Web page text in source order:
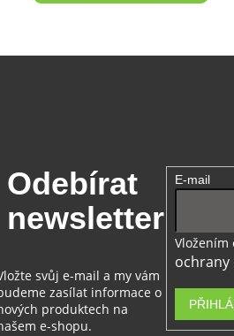
v
p
r
k
ý
p
i
Odebírat
newsletter
svůj e-mail a my vám
zasílat informace o
produktech na
e-shopu.
E-mail
Vložením